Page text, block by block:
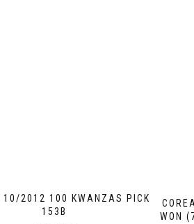
10/2012 100 KWANZAS PICK
153B
WON